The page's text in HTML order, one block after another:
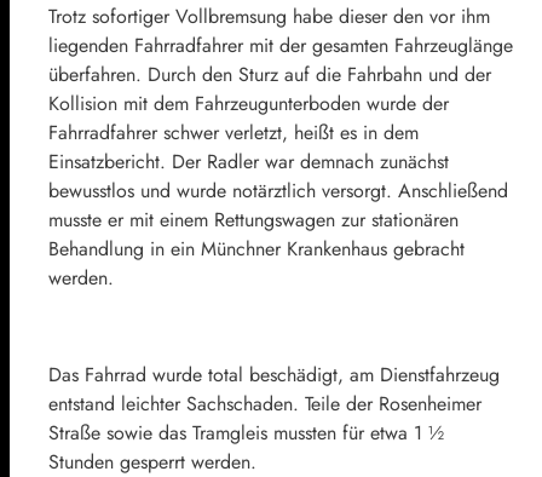
Trotz sofortiger Vollbremsung habe dieser den vor ihm
liegenden Fahrradfahrer mit der gesamten Fahrzeuglänge
überfahren. Durch den Sturz auf die Fahrbahn und der
Kollision mit dem Fahrzeugunterboden wurde der
Fahrradfahrer schwer verletzt, heißt es in dem
Einsatzbericht. Der Radler war demnach zunächst
bewusstlos und wurde notärztlich versorgt. Anschließend
musste er mit einem Rettungswagen zur stationären
Behandlung in ein Münchner Krankenhaus gebracht
werden.
Das Fahrrad wurde total beschädigt, am Dienstfahrzeug
entstand leichter Sachschaden. Teile der Rosenheimer
Straße sowie das Tramgleis mussten für etwa 1 ½
Stunden gesperrt werden.